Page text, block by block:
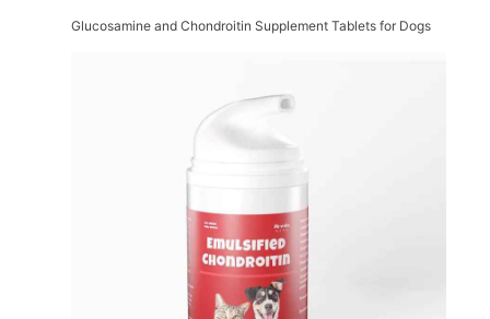
Glucosamine and Chondroitin Supplement Tablets for Dogs